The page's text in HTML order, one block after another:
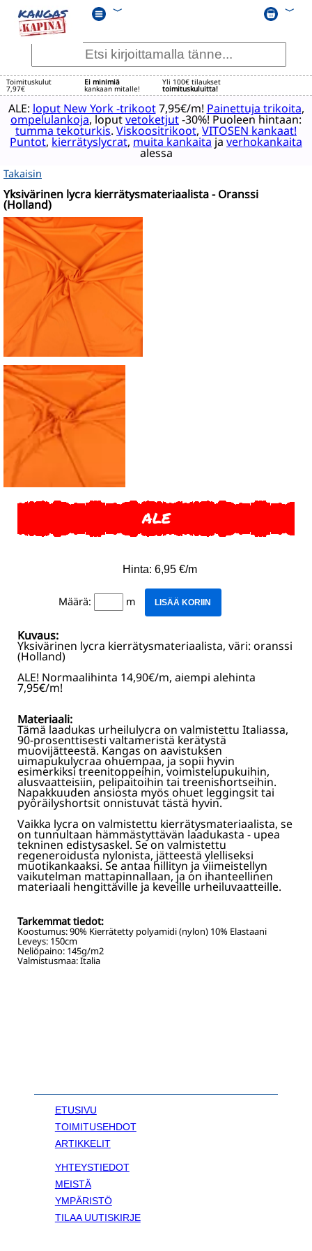
﹀ ﹀
Toimituskulut
7,97€
Ei minimiä
kankaan mitalle!
Yli 100€ tilaukset
toimituskuluitta!
ALE: loput New York -trikoot7,95€/m! Painettuja trikoita,
ompelulankoja, loputvetoketjut-30%! Puoleen hintaan:
tumma tekoturkis. Viskoositrikoot, VITOSEN kankaat!
Puntot,kierrätyslycrat,muita kankaitajaverhokankaita
alessa
Takaisin
Yksivärinen lycra kierrätysmateriaalista - Oranssi
(Holland)
ALE
Hinta: 6,95 €/m
Määrä: m LISÄÄ KORIIN
Kuvaus:
Yksivärinen lycra kierrätysmateriaalista, väri: oranssi
(Holland)
ALE! Normaalihinta 14,90€/m, aiempi alehinta
7,95€/m!
Materiaali:
Tämä laadukas urheilulycra on valmistettu Italiassa,
90-prosenttisesti valtameristä kerätystä
muovijätteestä. Kangas on aavistuksen
uimapukulycraa ohuempaa, ja sopii hyvin
esimerkiksi treenitoppeihin, voimistelupukuihin,
alusvaatteisiin, pelipaitoihin tai treenishortseihin.
Napakkuuden ansiosta myös ohuet leggingsit tai
pyöräilyshortsit onnistuvat tästä hyvin.
Vaikka lycra on valmistettu kierrätysmateriaalista, se
on tunnultaan hämmästyttävän laadukasta - upea
tekninen edistysaskel. Se on valmistettu
regeneroidusta nylonista, jätteestä ylelliseksi
muotikankaaksi. Se antaa hillityn ja viimeistellyn
vaikutelman mattapinnallaan, ja on ihanteellinen
materiaali hengittäville ja keveille urheiluvaatteille.
Tarkemmat tiedot:
Koostumus:90% Kierrätetty polyamidi (nylon) 10% Elastaani
Leveys: 150cm
Neliöpaino: 145g/m2
Valmistusmaa: Italia
ETUSIVU
TOIMITUSEHDOT
ARTIKKELIT
YHTEYSTIEDOT
MEISTÄ
YMPÄRISTÖ
TILAA UUTISKIRJE